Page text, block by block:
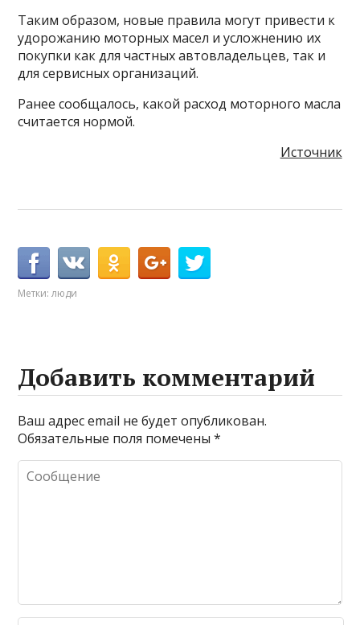
Таким образом, новые правила могут привести к
удорожанию моторных масел и усложнению их
покупки как для частных автовладельцев, так и
для сервисных организаций.
Ранее сообщалось, какой расход моторного масла
считается нормой.
Источник
Метки:люди
Добавить комментарий
Ваш адрес email не будет опубликован.
Обязательные поля помечены*